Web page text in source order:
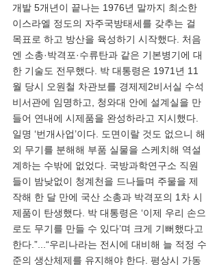
개발 5개년이 끝나는 1976년 말까지 최소한
이스라엘 정도의 자주국방태세를 갖추는 걸
목표로 하고 방산을 육성하기 시작했다. 처음
엔 소총·박격포·수류탄과 같은 기본병기에 대
한 기술도 전무했다. 박 대통령은 1971년 11
월 당시 오원철 차관보를 경제제2비서실 수석
비서관에 임명하고, 청와대 안에 설계실을 만
들어 연내에 시제품을 완성하라고 지시했다.
일명 ‘번개사업’이다. 도면이랄 것도 없으니 해
외 무기를 분해해 부품 실물을 스케치해 역설
계하는 수밖에 없었다. 국방과학연구소 직원
들이 밤낮없이 청계천을 드나들며 주물을 제
작해 한 달 만에 국산 소총과 박격포의 1차 시
제품이 탄생했다. 박 대통령은 ‘이제 우리 손으
로도 무기를 만들 수 있다’며 크게 기뻐했다고
한다.”...“우리나라는 전시에 대비해 늘 적정 수
준의 생산체제를 유지해야 한다. 평상시 가동